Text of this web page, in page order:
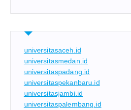
universitasaceh.id
universitasmedan.id
universitaspadang.id
universitaspekanbaru.id
universitasjambi.id
universitaspalembang.id